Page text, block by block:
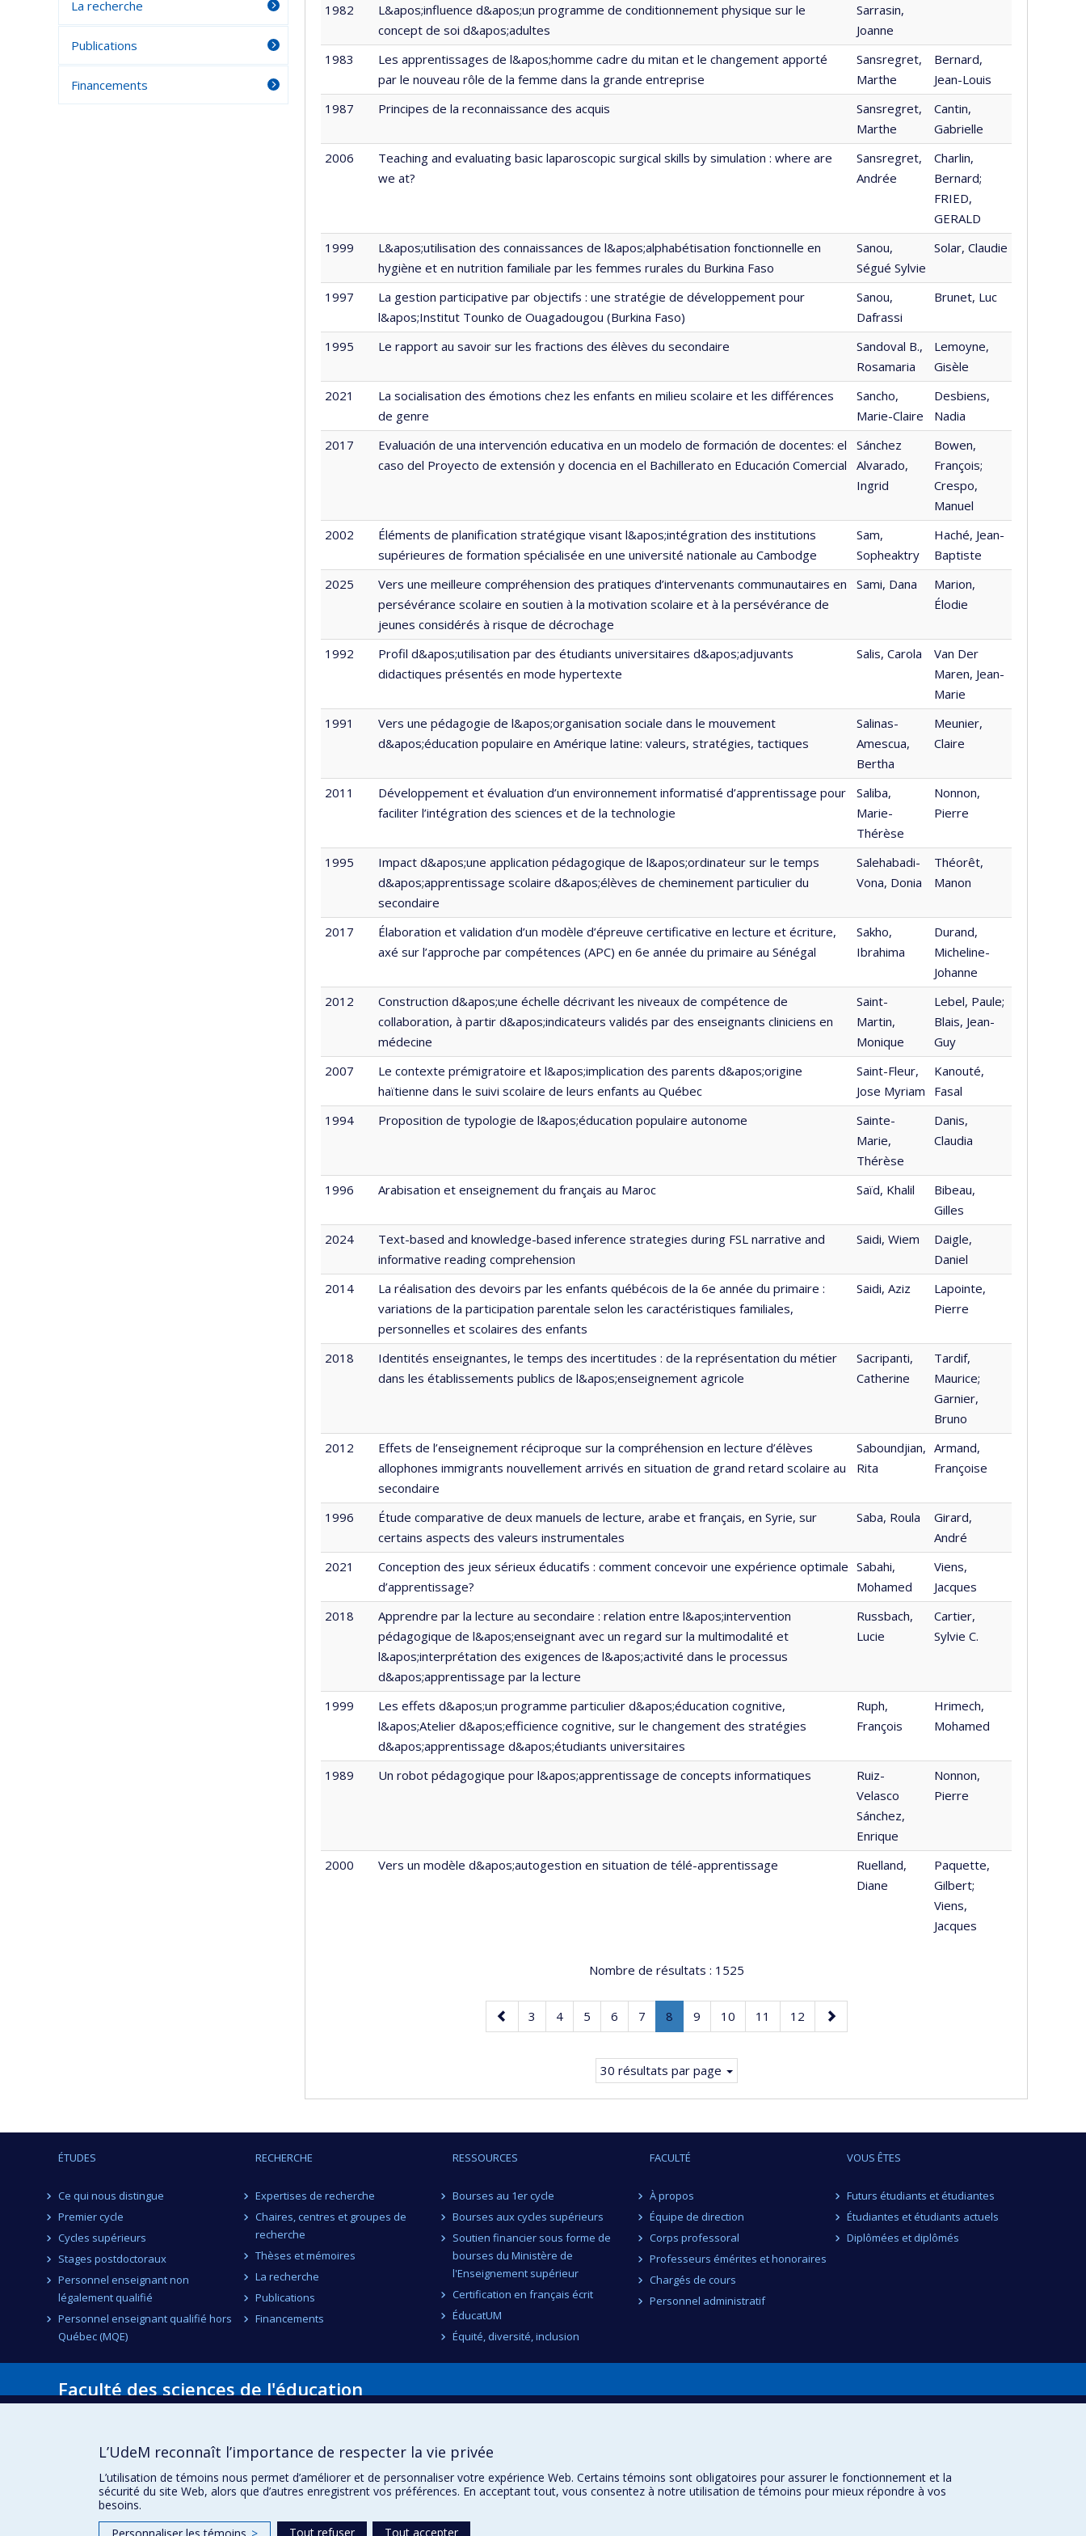
1982
L&apos;influence d&apos;un programme de conditionnement physique sur le
concept de soi d&apos;adultes
Sarrasin,
Joanne
1983
Les apprentissages de l&apos;homme cadre du mitan et le changement apporté
par le nouveau rôle de la femme dans la grande entreprise
Sansregret,
Marthe
Bernard,
Jean-Louis
1987
Principes de la reconnaissance des acquis
Sansregret,
Marthe
Cantin,
Gabrielle
2006
Teaching and evaluating basic laparoscopic surgical skills by simulation : where are
we at?
Sansregret,
Andrée
Charlin,
Bernard;
FRIED,
GERALD
1999
L&apos;utilisation des connaissances de l&apos;alphabétisation fonctionnelle en
hygiène et en nutrition familiale par les femmes rurales du Burkina Faso
Sanou,
Ségué Sylvie
Solar, Claudie
1997
La gestion participative par objectifs : une stratégie de développement pour
l&apos;Institut Tounko de Ouagadougou (Burkina Faso)
Sanou,
Dafrassi
Brunet, Luc
1995 Le rapport au savoir sur les fractions des élèves du secondaire
Sandoval B.,
Rosamaria
Lemoyne,
Gisèle
2021
La socialisation des émotions chez les enfants en milieu scolaire et les différences
de genre
Sancho,
Marie-Claire
Desbiens,
Nadia
2017
Evaluación de una intervención educativa en un modelo de formación de docentes: el
caso del Proyecto de extensión y docencia en el Bachillerato en Educación Comercial
Sánchez
Alvarado,
Ingrid
Bowen,
François;
Crespo,
Manuel
2002
Éléments de planification stratégique visant l&apos;intégration des institutions
supérieures de formation spécialisée en une université nationale au Cambodge
Sam,
Sopheaktry
Haché, Jean-
Baptiste
2025
Vers une meilleure compréhension des pratiques d’intervenants communautaires en
persévérance scolaire en soutien à la motivation scolaire et à la persévérance de
jeunes considérés à risque de décrochage
Sami, Dana
Marion,
Élodie
1992
Profil d&apos;utilisation par des étudiants universitaires d&apos;adjuvants
didactiques présentés en mode hypertexte
Salis, Carola
Van Der
Maren, Jean-
Marie
1991
Vers une pédagogie de l&apos;organisation sociale dans le mouvement
d&apos;éducation populaire en Amérique latine: valeurs, stratégies, tactiques
Salinas-
Amescua,
Bertha
Meunier,
Claire
2011
Développement et évaluation d’un environnement informatisé d’apprentissage pour
faciliter l’intégration des sciences et de la technologie
Saliba,
Marie-
Thérèse
Nonnon,
Pierre
1995
Impact d&apos;une application pédagogique de l&apos;ordinateur sur le temps
d&apos;apprentissage scolaire d&apos;élèves de cheminement particulier du
secondaire
Salehabadi-
Vona, Donia
Théorêt,
Manon
2017
Élaboration et validation d’un modèle d’épreuve certificative en lecture et écriture,
axé sur l’approche par compétences (APC) en 6e année du primaire au Sénégal
Sakho,
Ibrahima
Durand,
Micheline-
Johanne
2012
Construction d&apos;une échelle décrivant les niveaux de compétence de
collaboration, à partir d&apos;indicateurs validés par des enseignants cliniciens en
médecine
Saint-
Martin,
Monique
Lebel, Paule;
Blais, Jean-
Guy
2007
Le contexte prémigratoire et l&apos;implication des parents d&apos;origine
haïtienne dans le suivi scolaire de leurs enfants au Québec
Saint-Fleur,
Jose Myriam
Kanouté,
Fasal
1994
Proposition de typologie de l&apos;éducation populaire autonome
Sainte-
Marie,
Thérèse
Danis,
Claudia
1996 Arabisation et enseignement du français au Maroc Saïd, Khalil
Bibeau,
Gilles
2024
Text-based and knowledge-based inference strategies during FSL narrative and
informative reading comprehension
Saidi, Wiem
Daigle,
Daniel
2014
La réalisation des devoirs par les enfants québécois de la 6e année du primaire :
variations de la participation parentale selon les caractéristiques familiales,
personnelles et scolaires des enfants
Saidi, Aziz
Lapointe,
Pierre
2018
Identités enseignantes, le temps des incertitudes : de la représentation du métier
dans les établissements publics de l&apos;enseignement agricole
Sacripanti,
Catherine
Tardif,
Maurice;
Garnier,
Bruno
2012
Effets de l’enseignement réciproque sur la compréhension en lecture d’élèves
allophones immigrants nouvellement arrivés en situation de grand retard scolaire au
secondaire
Saboundjian,
Rita
Armand,
Françoise
1996
Étude comparative de deux manuels de lecture, arabe et français, en Syrie, sur
certains aspects des valeurs instrumentales
Saba, Roula
Girard,
André
2021
Conception des jeux sérieux éducatifs : comment concevoir une expérience optimale
d’apprentissage?
Sabahi,
Mohamed
Viens,
Jacques
2018
Apprendre par la lecture au secondaire : relation entre l&apos;intervention
pédagogique de l&apos;enseignant avec un regard sur la multimodalité et
l&apos;interprétation des exigences de l&apos;activité dans le processus
d&apos;apprentissage par la lecture
Russbach,
Lucie
Cartier,
Sylvie C.
1999
Les effets d&apos;un programme particulier d&apos;éducation cognitive,
l&apos;Atelier d&apos;efficience cognitive, sur le changement des stratégies
d&apos;apprentissage d&apos;étudiants universitaires
Ruph,
François
Hrimech,
Mohamed
1989 Un robot pédagogique pour l&apos;apprentissage de concepts informatiques
Ruiz-
Velasco
Sánchez,
Enrique
Nonnon,
Pierre
2000 Vers un modèle d&apos;autogestion en situation de télé-apprentissage
Ruelland,
Diane
Paquette,
Gilbert;
Viens,
Jacques
Nombre de résultats : 1525
Page
précédente
Page
3 Page
4 Page
5 Page
6 Page
7 Page
8.
Page
courante.
Page
9 Page
10 Page
11 Page
12
Page
suivante
30 résultats par page
La recherche
Publications
Financements
ÉTUDES
Ce qui nous distingue
Premier cycle
Cycles supérieurs
Stages postdoctoraux
Personnel enseignant non
légalement qualifié
Personnel enseignant qualifié hors
Québec (MQE)
RECHERCHE
Expertises de recherche
Chaires, centres et groupes de
recherche
Thèses et mémoires
La recherche
Publications
Financements
RESSOURCES
Bourses au 1er cycle
Bourses aux cycles supérieurs
Soutien financier sous forme de
bourses du Ministère de
l'Enseignement supérieur
Certification en français écrit
ÉducatUM
Équité, diversité, inclusion
FACULTÉ
À propos
Équipe de direction
Corps professoral
Professeurs émérites et honoraires
Chargés de cours
Personnel administratif
VOUS ÊTES
Futurs étudiants et étudiantes
Étudiantes et étudiants actuels
Diplômées et diplômés
Faculté des sciences de l'éducation
Montréal (Québec) H2V 2S9
L’UdeM reconnaît l’importance de respecter la vie privée
L’utilisation de témoins nous permet d’améliorer et de personnaliser votre expérience Web. Certains témoins sont obligatoires pour assurer le fonctionnement et la
sécurité du site Web, alors que d’autres enregistrent vos préférences. En acceptant tout, vous consentez à notre utilisation de témoins pour mieux répondre à vos
besoins.
Tout refuser Tout accepter